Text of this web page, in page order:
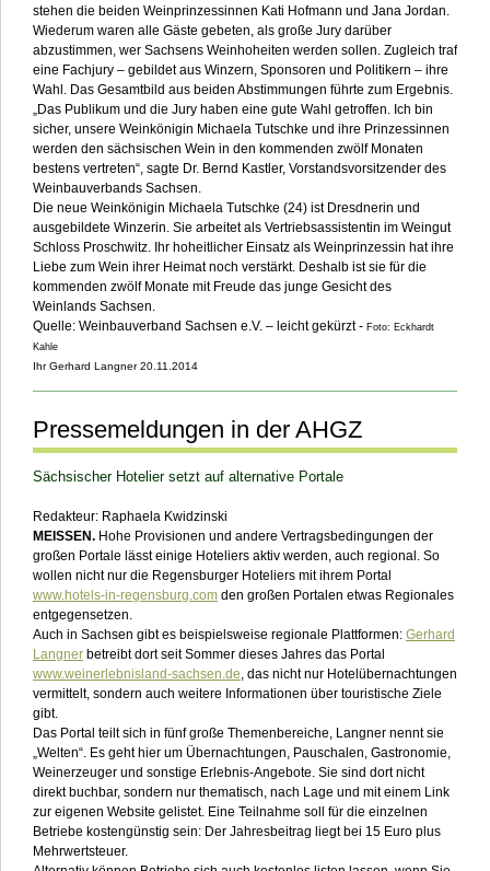
stehen die beiden Weinprinzessinnen Kati Hofmann und Jana Jordan.
Wiederum waren alle Gäste gebeten, als große Jury darüber
abzustimmen, wer Sachsens Weinhoheiten werden sollen. Zugleich traf
eine Fachjury – gebildet aus Winzern, Sponsoren und Politikern – ihre
Wahl. Das Gesamtbild aus beiden Abstimmungen führte zum Ergebnis.
„Das Publikum und die Jury haben eine gute Wahl getroffen. Ich bin
sicher, unsere Weinkönigin Michaela Tutschke und ihre Prinzessinnen
werden den sächsischen Wein in den kommenden zwölf Monaten
bestens vertreten“, sagte Dr. Bernd Kastler, Vorstandsvorsitzender des
Weinbauverbands Sachsen.
Die neue Weinkönigin Michaela Tutschke (24) ist Dresdnerin und
ausgebildete Winzerin. Sie arbeitet als Vertriebsassistentin im Weingut
Schloss Proschwitz. Ihr hoheitlicher Einsatz als Weinprinzessin hat ihre
Liebe zum Wein ihrer Heimat noch verstärkt. Deshalb ist sie für die
kommenden zwölf Monate mit Freude das junge Gesicht des
Weinlands Sachsen.
Quelle: Weinbauverband Sachsen e.V. – leicht gekürzt - Foto: Eckhardt
Kahle
Ihr Gerhard Langner 20.11.2014
Pressemeldungen in der AHGZ
Sächsischer Hotelier setzt auf alternative Portale
Redakteur: Raphaela Kwidzinski
MEISSEN. Hohe Provisionen und andere Vertragsbedingungen der
großen Portale lässt einige Hoteliers aktiv werden, auch regional. So
wollen nicht nur die Regensburger Hoteliers mit ihrem Portal
www.hotels-in-regensburg.com den großen Portalen etwas Regionales
entgegensetzen.
Auch in Sachsen gibt es beispielsweise regionale Plattformen: Gerhard
Langner betreibt dort seit Sommer dieses Jahres das Portal
www.weinerlebnisland-sachsen.de , das nicht nur Hotelübernachtungen
vermittelt, sondern auch weitere Informationen über touristische Ziele
gibt.
Das Portal teilt sich in fünf große Themenbereiche, Langner nennt sie
„Welten“. Es geht hier um Übernachtungen, Pauschalen, Gastronomie,
Weinerzeuger und sonstige Erlebnis-Angebote. Sie sind dort nicht
direkt buchbar, sondern nur thematisch, nach Lage und mit einem Link
zur eigenen Website gelistet. Eine Teilnahme soll für die einzelnen
Betriebe kostengünstig sein: Der Jahresbeitrag liegt bei 15 Euro plus
Mehrwertsteuer.